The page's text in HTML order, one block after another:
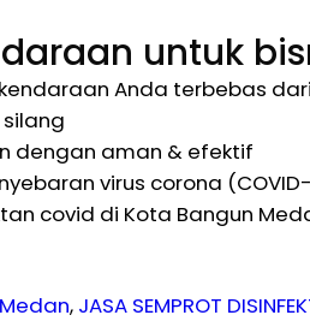
untuk
Anda terbebas
dengan aman & efektif
virus corona
covid di Kota Bangun
, JASA SEMPROT